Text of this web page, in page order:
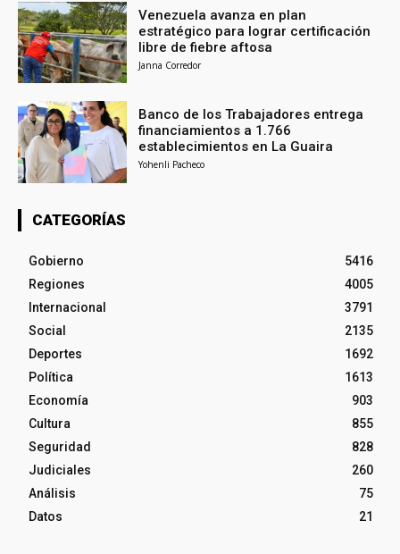
Venezuela avanza en plan
estratégico para lograr certificación
libre de fiebre aftosa
Janna Corredor
Banco de los Trabajadores entrega
financiamientos a 1.766
establecimientos en La Guaira
Yohenli Pacheco
CATEGORÍAS
Gobierno
5416
Regiones
4005
Internacional
3791
Social
2135
Deportes
1692
Política
1613
Economía
903
Cultura
855
Seguridad
828
Judiciales
260
Análisis
75
Datos
21